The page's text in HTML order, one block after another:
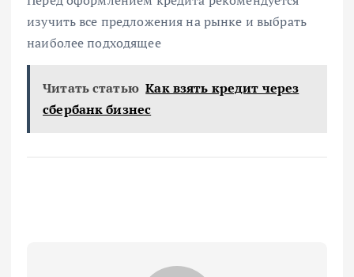
изучить все предложения на рынке и выбрать
наиболее подходящее
Читать статью Как взять кредит через
сбербанк бизнес